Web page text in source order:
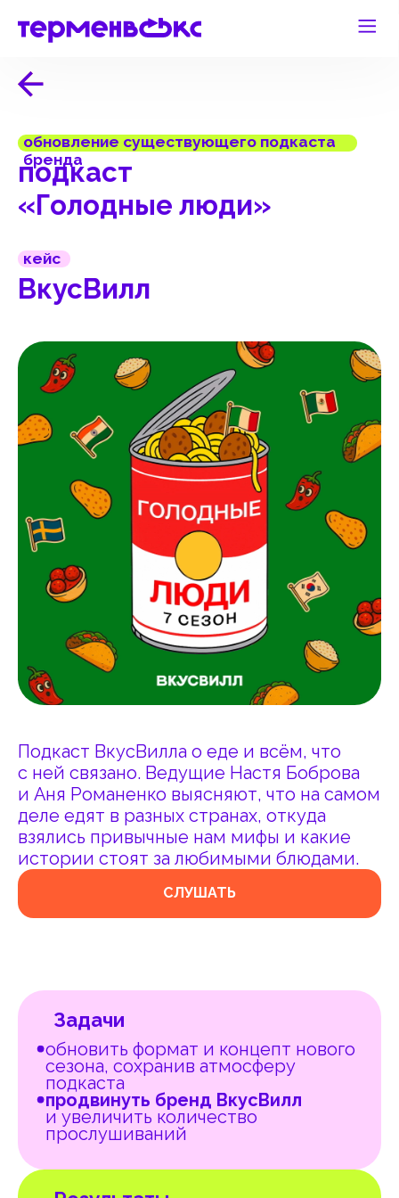
подкаст
«Голодные люди»
кейс
Подкаст ВкусВилла о еде и всём, что
с ней связано. Ведущие Настя Боброва
и Аня Романенко выясняют, что на самом
деле едят в разных странах, откуда
взялись привычные нам мифы и какие
истории стоят за любимыми блюдами.
Задачи
обновить формат и концепт нового
сезона, сохранив атмосферу
подкаста
продвинуть бренд ВкусВилл
и увеличить количество
шорт-лист премии «Апостол»в
рост прослушиваний
от 1 400 в среднем на выпуск
до 5 000
за всё время релиза на 70%
увеличилось количество
подписчиков в Яндекс Музыке
подкаст попал в чарт топ-100 всех
подкастов Яндекс Музыки
1-е место в категории «Еда»
в Apple Podcasts